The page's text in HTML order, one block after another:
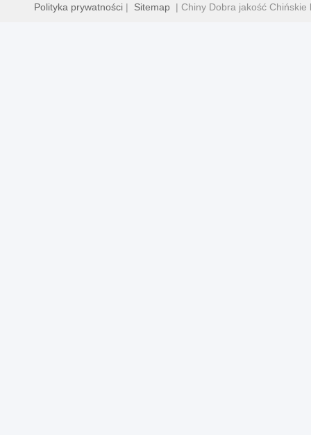
Polityka prywatności | Sitemap | Chiny Dobra jakość